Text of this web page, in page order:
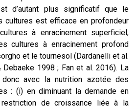
d’autant plus significatif que le
cultures est efficace en profondeur
à enracinement superficiel,
cultures à enracinement profond
et le tournesol (Dardanelli et al.
Debaeke 1998 ; Fan et al. 2016). La
donc avec la nutrition azotée des
: (i) en diminuant la demande en
de croissance liée à la